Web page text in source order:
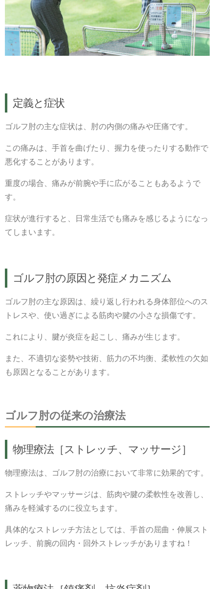
定義と症状
ゴルフ肘の主な症状は、肘の内側の痛みや圧痛です。
この痛みは、手首を曲げたり、握力を使ったりする動作で
悪化することがあります。
重度の場合、痛みが前腕や手に広がることもあるようで
す。
症状が進行すると、日常生活でも痛みを感じるようになっ
てしまいます。
ゴルフ肘の原因と発症メカニズム
ゴルフ肘の主な原因は、繰り返し行われる身体部位へのス
トレスや、使い過ぎによる筋肉や腱の小さな損傷です。
これにより、腱が炎症を起こし、痛みが生じます。
また、不適切な姿勢や技術、筋力の不均衡、柔軟性の欠如
も原因となることがあります。
ゴルフ肘の従来の治療法
物理療法［ストレッチ、マッサージ］
物理療法は、ゴルフ肘の治療において非常に効果的です。
ストレッチやマッサージは、筋肉や腱の柔軟性を改善し、
痛みを軽減するのに役立ちます。
具体的なストレッチ方法としては、手首の屈曲・伸展スト
レッチ、前腕の回内・回外ストレッチがありますね！